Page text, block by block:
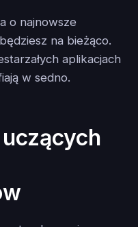
o najnowsze
na bieżąco.
aplikacjach
w sedno.